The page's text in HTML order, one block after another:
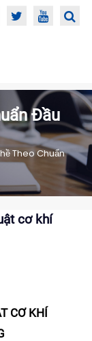
Đầu
Theo Chuẩn
cơ khí
CƠ KHÍ